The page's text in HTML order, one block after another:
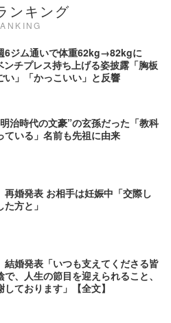
ンキング
6ジム通いで体重62kg→82kgに
チプレス持ち上げる姿披露「胸板
い」「かっこいい」と反響
治時代の文豪”の玄孫だった「教科
ている」名前も先祖に由来
再婚発表 お相手は妊娠中「交際し
方と」
結婚発表「いつも支えてくださる皆
で、人生の節目を迎えられること、
ております」【全文】